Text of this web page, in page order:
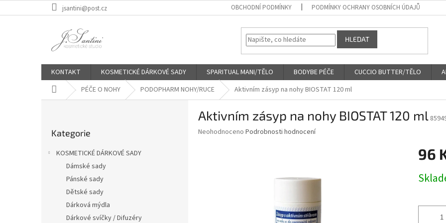
na
jsantini@post.cz OBCHODNÍ PODMÍNKY PODMÍNKY OCHRANY OSOBNÍCH ÚDAJŮ
HLEDAT
KONTAKT KOSMETICKÉ DÁRKOVÉ SADY SPARITUAL MANI/TĚLO BODYBE PÉČE CUCCIO BUTTER/TĚLO
Domů PÉČE O NOHY PODOPHARM NOHY/RUCE Aktivním zásyp na nohy BIOSTAT 120 ml
kategorie
Kategorie
KOSMETICKÉ DÁRKOVÉ SADY
Dámské sady
Pánské sady
Dětské sady
Dárková mýdla
Dárkové svíčky / Difuzéry
Aktivním zásyp na nohy BIOSTAT 120 ml
Průměrné
Neohodnoceno Podrobnosti hodnocení
96
cena: